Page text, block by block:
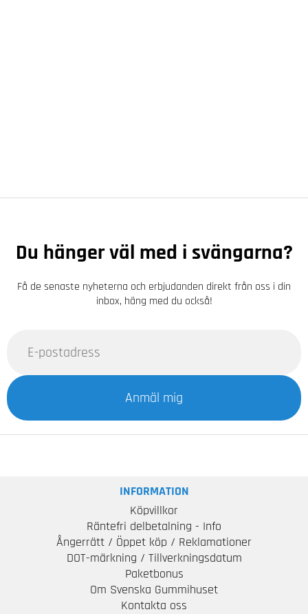
Du hänger väl med i svängarna?
Få de senaste nyheterna och erbjudanden direkt från oss i din
inbox, häng med du också!
Anmäl mig
INFORMATION
Köpvillkor
Räntefri delbetalning - Info
Ångerrätt / Öppet köp / Reklamationer
DOT-märkning / Tillverkningsdatum
Paketbonus
Om Svenska Gummihuset
Kontakta oss